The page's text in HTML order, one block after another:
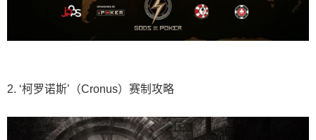
2. ‘柯罗诺斯’（Cronus）赛制攻略